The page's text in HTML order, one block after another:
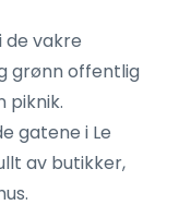
de vakre
grønn offentlig
piknik.
gatene i Le
av butikker,